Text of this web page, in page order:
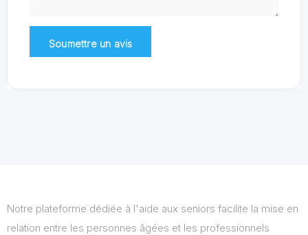
Notre plateforme dédiée à l'aide aux seniors facilite la mise en
relation entre les personnes âgées et les professionnels